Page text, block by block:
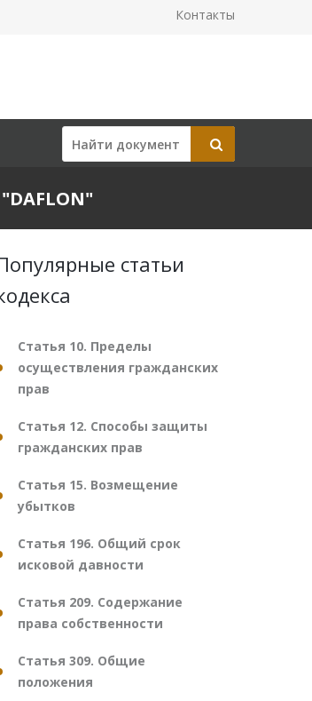
Контакты
статьи
Статья 10. Пределы
осуществления гражданских
прав
Статья 12. Способы защиты
гражданских прав
Статья 15. Возмещение
убытков
Статья 196. Общий срок
исковой давности
Статья 209. Содержание
права собственности
Статья 309. Общие
положения